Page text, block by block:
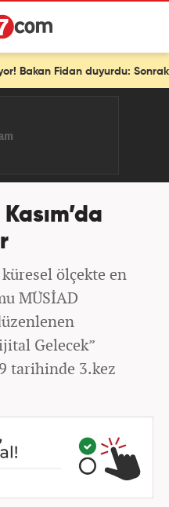
Son dakika: Ve bir ülke daha ittifaka katılıyor! Bakan Fidan duyurdu: Sonraki aşamada...
ölçekte en
MÜSİAD
Gelecek”
tarihinde 3.kez